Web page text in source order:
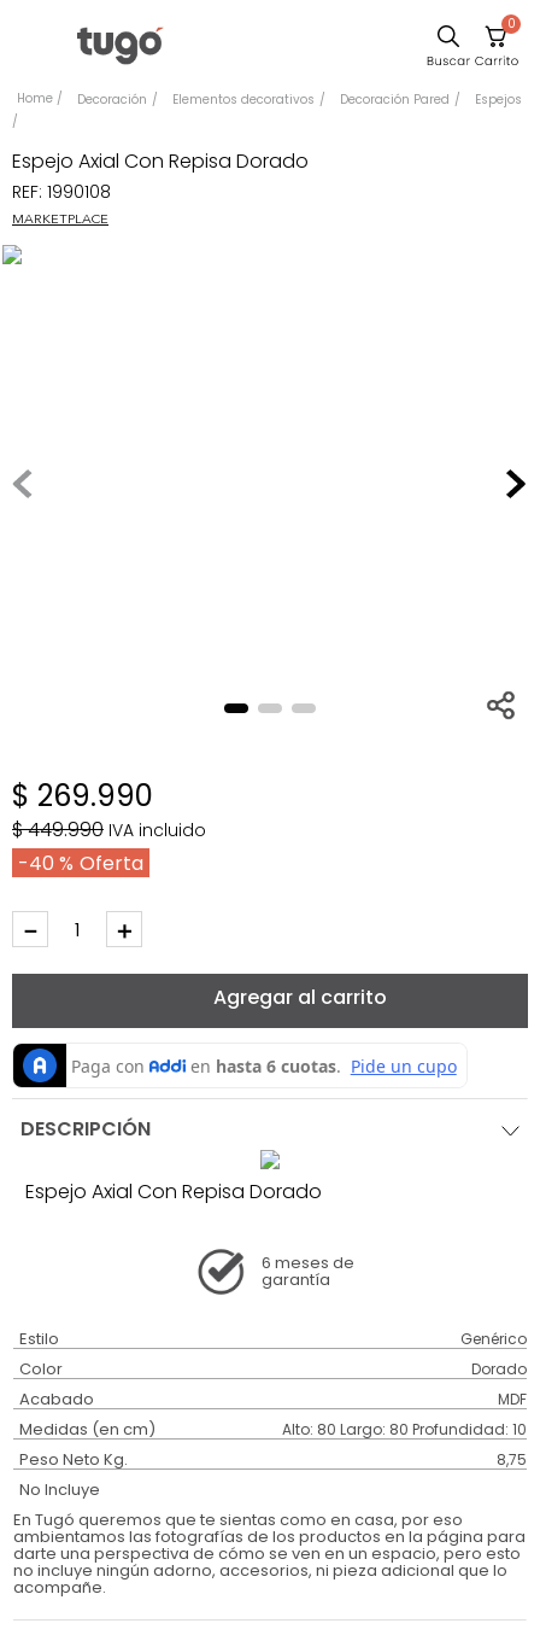
0
Decoración Elementos decorativos Decoración Pared Espejos
Espejo Axial Con Repisa Dorado
REF: 1990108
MARKETPLACE
$ 269.990
$449.990 IVA incluido
40 %
＋
－
Agregar al carrito
DESCRIPCIÓN
Espejo Axial Con Repisa Dorado
6 meses de
garantía
Estilo Genérico
Color Dorado
Acabado MDF
Medidas (en cm) Alto: 80 Largo: 80 Profundidad: 10
Peso Neto Kg. 8,75
No Incluye
En Tugó queremos que te sientas como en casa, por eso
ambientamos las fotografías de los productos en la página para
darte una perspectiva de cómo se ven en un espacio, pero esto
no incluye ningún adorno, accesorios, ni pieza adicional que lo
acompañe.
Escritorio
Silla